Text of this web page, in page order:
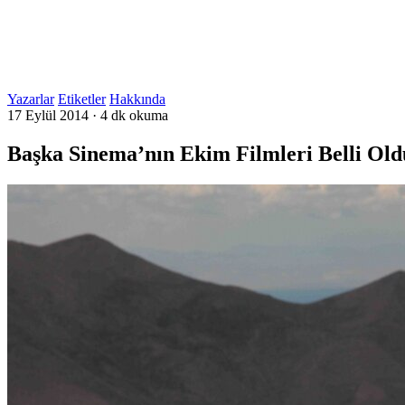
Yazarlar Etiketler Hakkında
17 Eylül 2014 · 4 dk okuma
Başka Sinema’nın Ekim Filmleri Belli